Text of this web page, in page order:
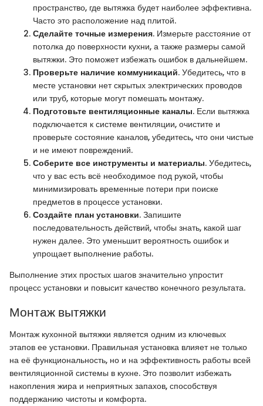
пространство, где вытяжка будет наиболее эффективна.
Часто это расположение над плитой.
Сделайте точные измерения. Измерьте расстояние от
потолка до поверхности кухни, а также размеры самой
вытяжки. Это поможет избежать ошибок в дальнейшем.
Проверьте наличие коммуникаций. Убедитесь, что в
месте установки нет скрытых электрических проводов
или труб, которые могут помешать монтажу.
Подготовьте вентиляционные каналы. Если вытяжка
подключается к системе вентиляции, очистите и
проверьте состояние каналов, убедитесь, что они чистые
и не имеют повреждений.
Соберите все инструменты и материалы. Убедитесь,
что у вас есть всё необходимое под рукой, чтобы
минимизировать временные потери при поиске
предметов в процессе установки.
Создайте план установки. Запишите
последовательность действий, чтобы знать, какой шаг
нужен далее. Это уменьшит вероятность ошибок и
упрощает выполнение работы.
Выполнение этих простых шагов значительно упростит
процесс установки и повысит качество конечного результата.
Монтаж вытяжки
Монтаж кухонной вытяжки является одним из ключевых
этапов ее установки. Правильная установка влияет не только
на её функциональность, но и на эффективность работы всей
вентиляционной системы в кухне. Это позволит избежать
накопления жира и неприятных запахов, способствуя
поддержанию чистоты и комфорта.